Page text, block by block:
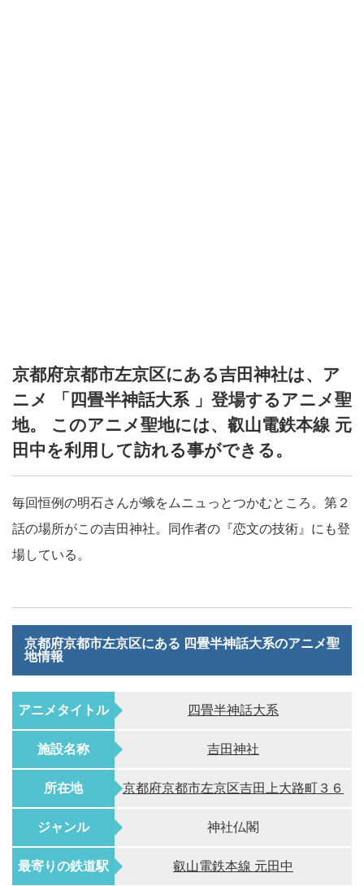
京都府京都市左京区にある吉田神社は、ア
ニメ 「四畳半神話大系 」登場するアニメ聖
地。 このアニメ聖地には、叡山電鉄本線 元
田中を利用して訪れる事ができる。
毎回恒例の明石さんが蛾をムニュっとつかむところ。第２
話の場所がこの吉田神社。同作者の『恋文の技術』にも登
場している。
京都府京都市左京区にある 四畳半神話大系のアニメ聖
地情報
アニメタイトル 四畳半神話大系
施設名称 吉田神社
所在地 京都府京都市左京区吉田上大路町３６
ジャンル 神社仏閣
最寄りの鉄道駅 叡山電鉄本線 元田中